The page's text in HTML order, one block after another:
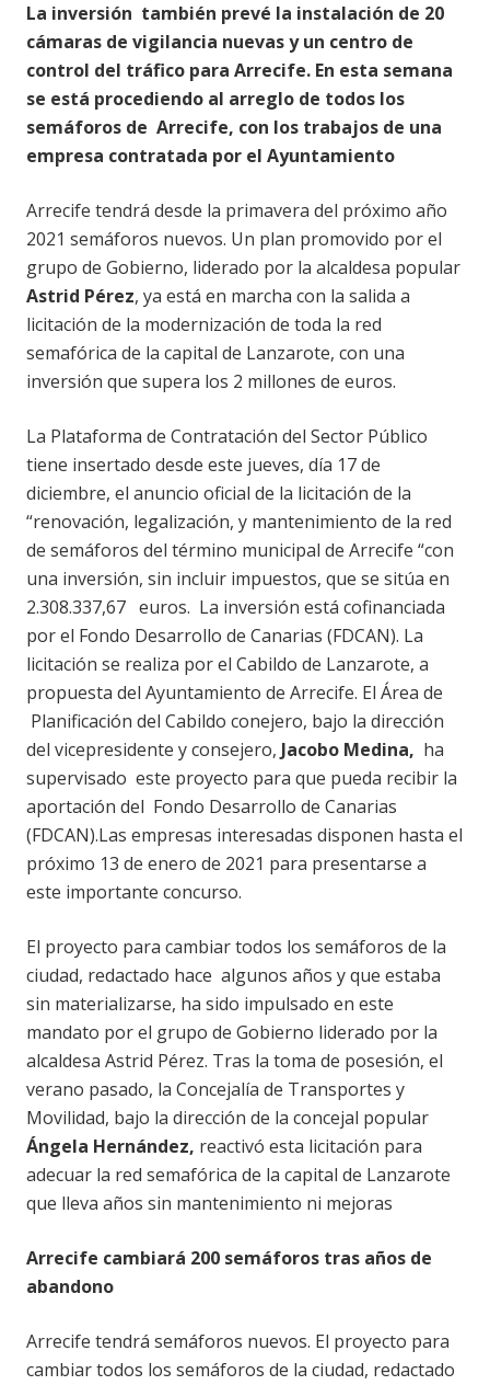
La inversión también prevé la instalación de 20
cámaras de vigilancia nuevas y un centro de
control del tráfico para Arrecife. En esta semana
se está procediendo al arreglo de todos los
semáforos de Arrecife, con los trabajos de una
empresa contratada por el Ayuntamiento
Arrecife tendrá desde la primavera del próximo año
2021 semáforos nuevos. Un plan promovido por el
grupo de Gobierno, liderado por la alcaldesa popular
Astrid Pérez, ya está en marcha con la salida a
licitación de la modernización de toda la red
semafórica de la capital de Lanzarote, con una
inversión que supera los 2 millones de euros.
La Plataforma de Contratación del Sector Público
tiene insertado desde este jueves, día 17 de
diciembre, el anuncio oficial de la licitación de la
“renovación, legalización, y mantenimiento de la red
de semáforos del término municipal de Arrecife “con
una inversión, sin incluir impuestos, que se sitúa en
2.308.337,67 euros. La inversión está cofinanciada
por el Fondo Desarrollo de Canarias (FDCAN). La
licitación se realiza por el Cabildo de Lanzarote, a
propuesta del Ayuntamiento de Arrecife. El Área de
Planificación del Cabildo conejero, bajo la dirección
del vicepresidente y consejero, Jacobo Medina, ha
supervisado este proyecto para que pueda recibir la
aportación del Fondo Desarrollo de Canarias
(FDCAN).Las empresas interesadas disponen hasta el
próximo 13 de enero de 2021 para presentarse a
este importante concurso.
El proyecto para cambiar todos los semáforos de la
ciudad, redactado hace algunos años y que estaba
sin materializarse, ha sido impulsado en este
mandato por el grupo de Gobierno liderado por la
alcaldesa Astrid Pérez. Tras la toma de posesión, el
verano pasado, la Concejalía de Transportes y
Movilidad, bajo la dirección de la concejal popular
Ángela Hernández, reactivó esta licitación para
adecuar la red semafórica de la capital de Lanzarote
que lleva años sin mantenimiento ni mejoras
Arrecife cambiará 200 semáforos tras años de
abandono
Arrecife tendrá semáforos nuevos. El proyecto para
cambiar todos los semáforos de la ciudad, redactado